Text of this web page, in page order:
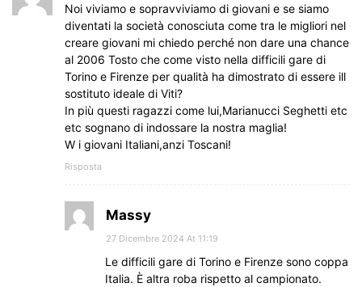
Noi viviamo e sopravviviamo di giovani e se siamo
diventati la società conosciuta come tra le migliori nel
creare giovani mi chiedo perché non dare una chance
al 2006 Tosto che come visto nella difficili gare di
Torino e Firenze per qualità ha dimostrato di essere ill
sostituto ideale di Viti?
In più questi ragazzi come lui,Marianucci Seghetti etc
etc sognano di indossare la nostra maglia!
W i giovani Italiani,anzi Toscani!
Risposta
Massy
27 Dicembre 2024 At 11:19
Le difficili gare di Torino e Firenze sono coppa
Italia. È altra roba rispetto al campionato.